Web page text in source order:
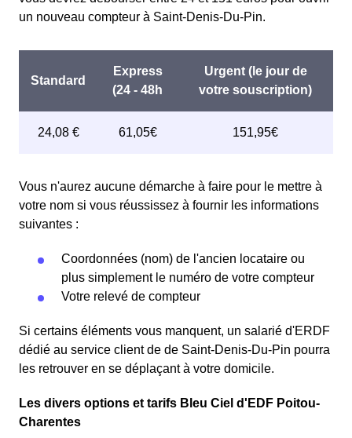
un nouveau compteur à Saint-Denis-Du-Pin.
Vous n'aurez aucune démarche à faire pour le mettre à
votre nom si vous réussissez à fournir les informations
suivantes :
Coordonnées (nom) de l'ancien locataire ou
plus simplement le numéro de votre compteur
Votre relevé de compteur
Si certains éléments vous manquent, un salarié d'ERDF
dédié au service client de de Saint-Denis-Du-Pin pourra
les retrouver en se déplaçant à votre domicile.
Les divers options et tarifs Bleu Ciel d'EDF Poitou-
Charentes